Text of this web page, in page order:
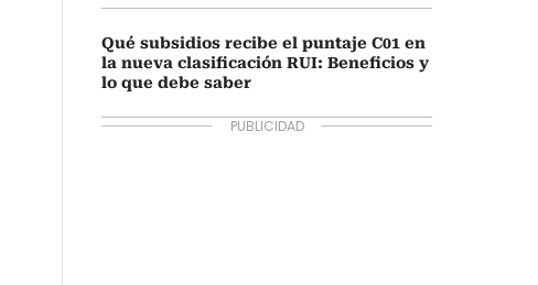
Qué subsidios recibe el puntaje C01 en
la nueva clasificación RUI: Beneficios y
lo que debe saber